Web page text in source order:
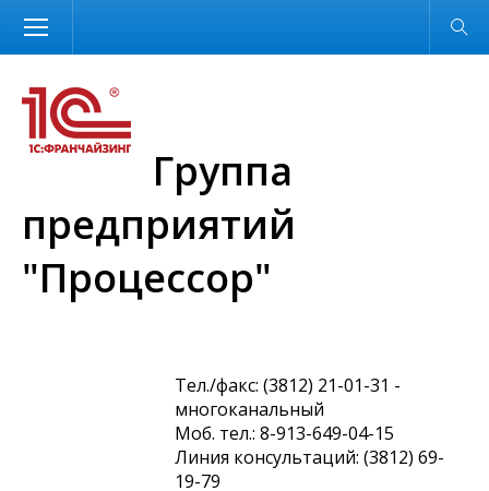
Размер шрифта Обычная версия
Группа
предприятий
"Процессор"
Тел./факс: (3812) 21-01-31 -
многоканальный
Моб. тел.: 8-913-649-04-15
Линия консультаций: (3812) 69-
19-79